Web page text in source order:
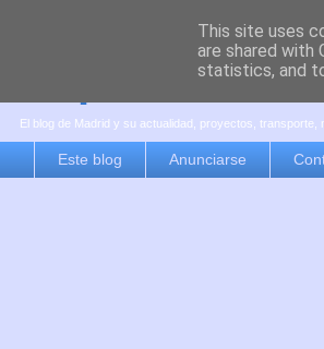
es por madrid
El blog de Madrid y su actualidad, proyectos,
Este blog Anunciarse
This site uses
are shared with
statistics, and